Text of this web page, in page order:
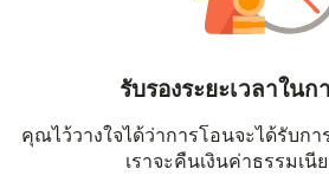
รับรองระยะเวลาในก
คุณไว้วางใจได้ว่าการโอนจะได้รับกา
เราจะคืนเงินค่าธรรมเ